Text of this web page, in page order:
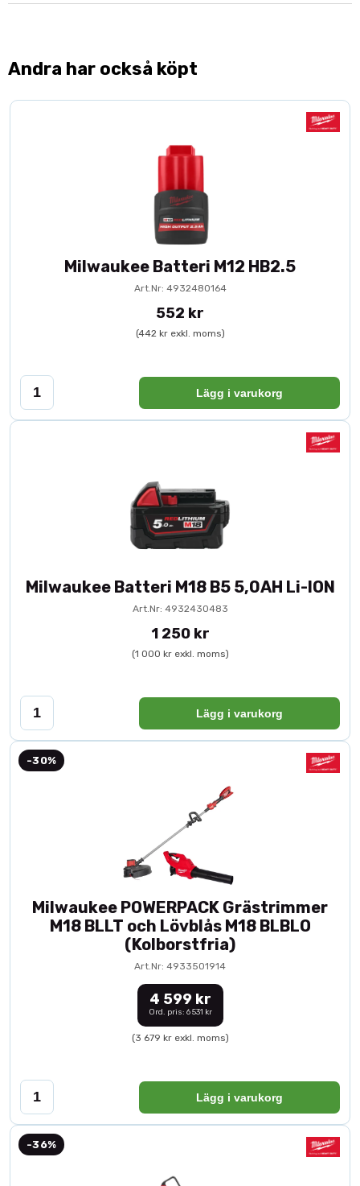
Andra har också köpt
Milwaukee Batteri M12 HB2.5
Art.Nr: 4932480164
552 kr
(442 kr exkl. moms)
Lägg i varukorg
Milwaukee Batteri M18 B5 5,0AH Li-ION
Art.Nr: 4932430483
1 250 kr
(1 000 kr exkl. moms)
Lägg i varukorg
-30%
Milwaukee POWERPACK Grästrimmer
M18 BLLT och Lövblås M18 BLBLO
(Kolborstfria)
Art.Nr: 4933501914
4 599 kr
Ord. pris: 6 531 kr
(3 679 kr exkl. moms)
Lägg i varukorg
-36%